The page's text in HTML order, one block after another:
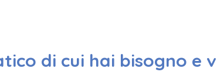
di cui hai bisogno e